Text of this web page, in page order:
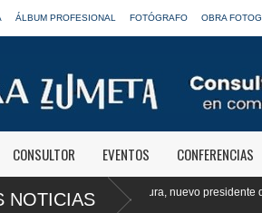
ÁLBUM PROFESIONAL FOTÓGRAFO OBRA
CONSULTOR EVENTOS CONFERENCIAS
NOTICIAS
presidente de